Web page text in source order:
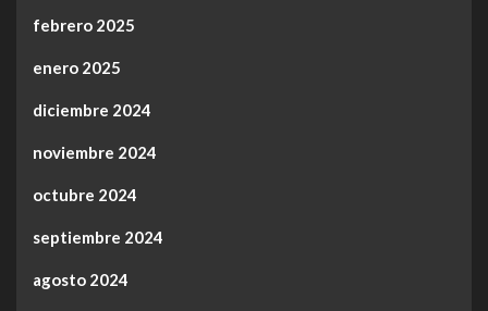
febrero 2025
enero 2025
diciembre 2024
noviembre 2024
octubre 2024
septiembre 2024
agosto 2024